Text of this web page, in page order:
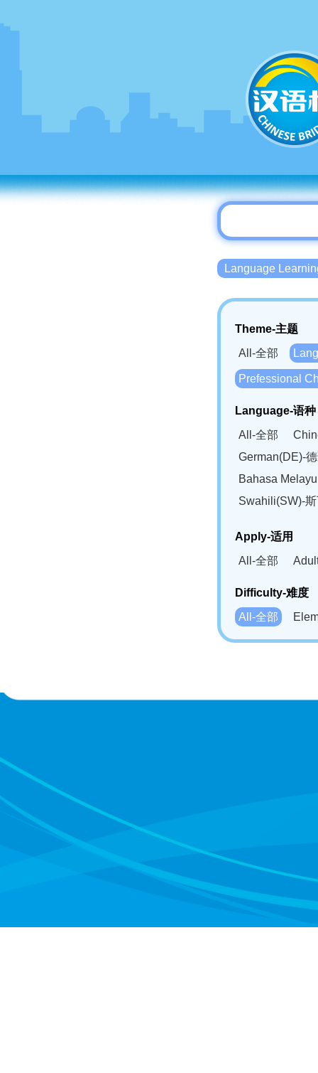
Language
Theme-主题
All-全部
Prefessional
Language-语种
All-全部
German(DE)-
Bahasa
Swahili(SW)-
Apply-适用
All-全部
Difficulty-难度
All-全部